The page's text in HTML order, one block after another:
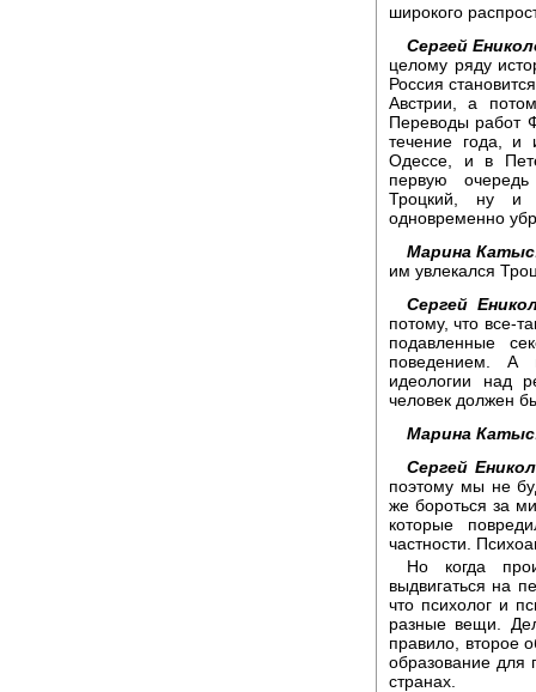
широкого
Сергей
целому ряду
Россия
Австрии, а
Переводы работ
течение года, и
Одессе, и в
первую очередь
Троцкий, ну и
одновременно
Марина
им увлекался
Сергей
потому, что все-
подавленные
поведением. А
идеологии над
человек должен
Марина
Сергей
поэтому мы не
же бороться за
которые
частности.
Но когда
выдвигаться на
что психолог и
разные вещи.
правило, второе
образование для
странах.